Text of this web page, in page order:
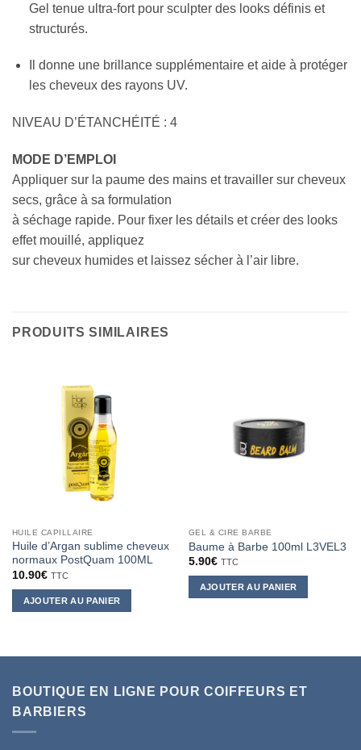
Gel tenue ultra-fort pour sculpter des looks définis et
structurés.
Il donne une brillance supplémentaire et aide à protéger
les cheveux des rayons UV.
NIVEAU D’ÉTANCHÉITÉ : 4
MODE D’EMPLOI
Appliquer sur la paume des mains et travailler sur cheveux
secs, grâce à sa formulation
à séchage rapide. Pour fixer les détails et créer des looks
effet mouillé, appliquez
sur cheveux humides et laissez sécher à l’air libre.
PRODUITS SIMILAIRES
HUILE CAPILLAIRE
Huile d’Argan sublime cheveux
normaux PostQuam 100ML
10.90€ TTC
AJOUTER AU PANIER
GEL & CIRE BARBE
Baume à Barbe 100ml L3VEL3
5.90€ TTC
AJOUTER AU PANIER
BOUTIQUE EN LIGNE POUR COIFFEURS ET
BARBIERS